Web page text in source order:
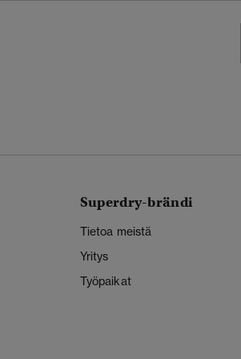
Superdry-brändi
Tietoa meistä
Yritys
Työpaikat